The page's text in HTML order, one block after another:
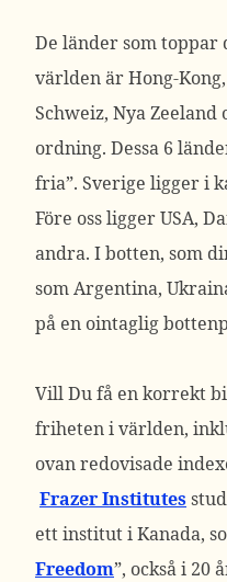
De länder som
världen är Hong-
Schweiz, Nya Zeeland
ordning. Dessa 6
fria”. Sverige ligger i
Före oss ligger USA,
andra. I botten, som
som Argentina,
på en ointaglig
Vill Du få en korrekt
friheten i världen,
ovan redovisade
Frazer Institutes
ett institut i Kanada,
Freedom”, också i 20